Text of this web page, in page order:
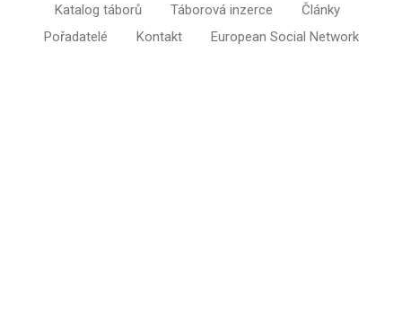
Katalog táborů Táborová inzerce
Články
Pořadatelé
Kontakt European Social Network